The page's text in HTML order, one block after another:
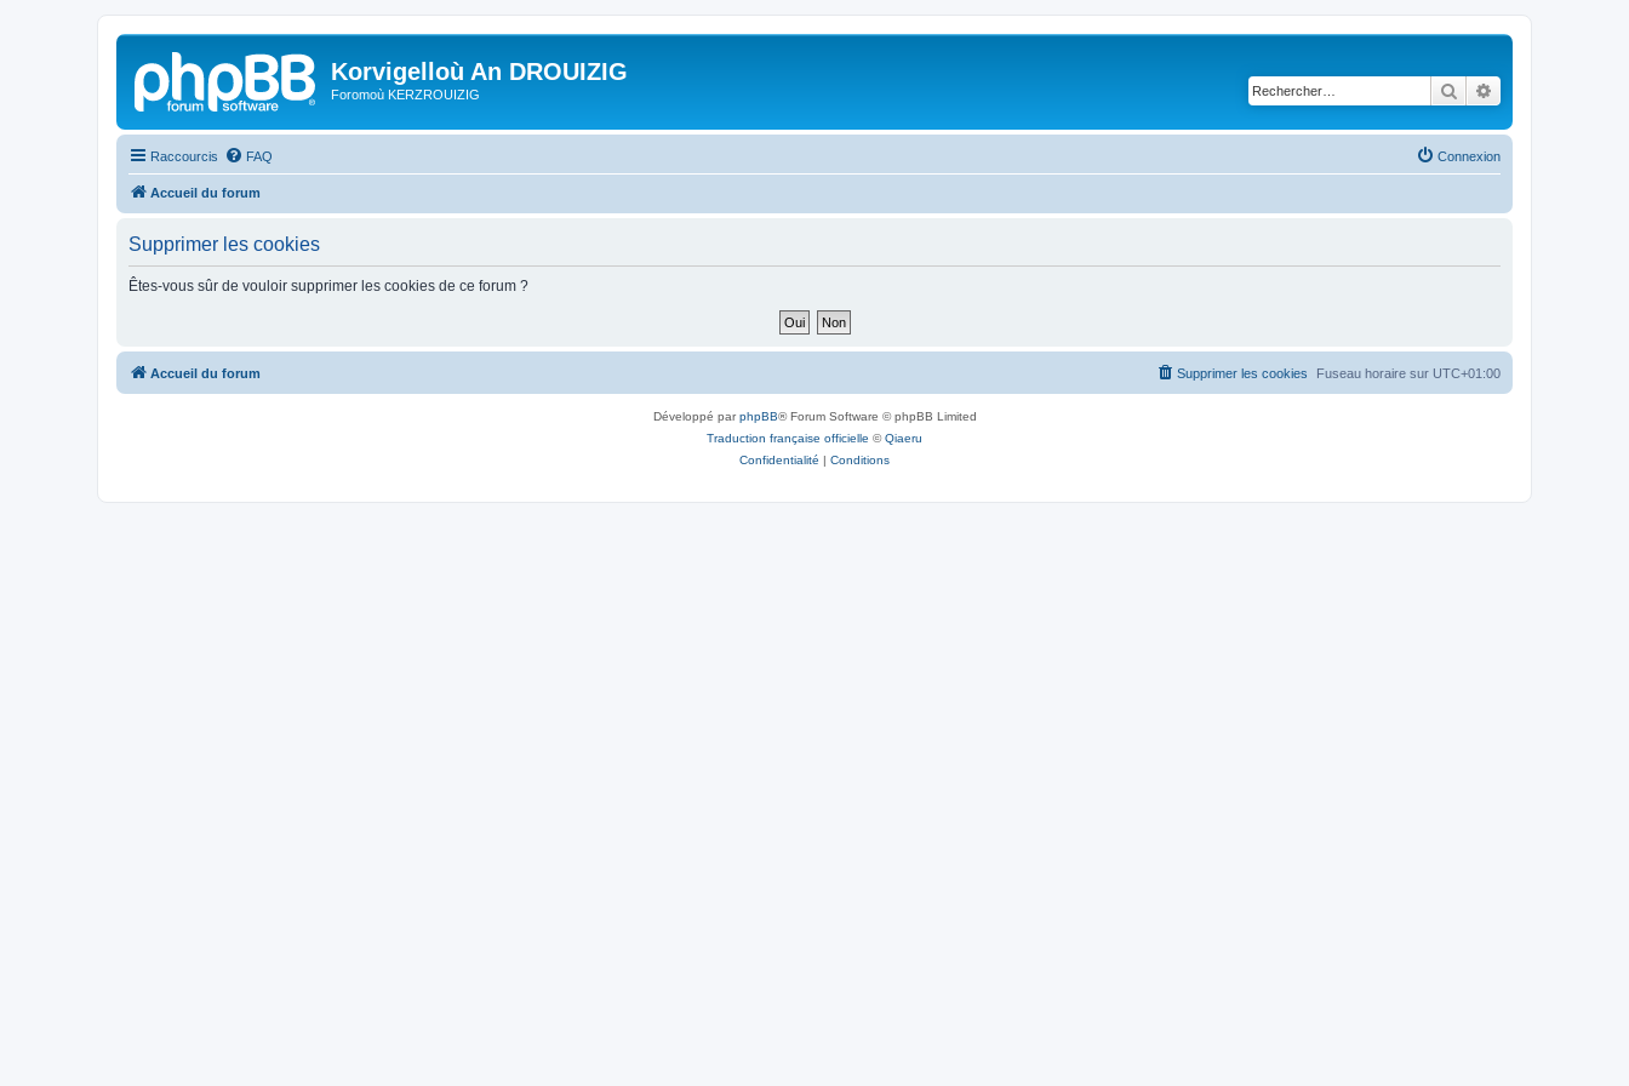
Korvigelloù An DROUIZIG
Foromoù KERZROUIZIG Rechercher
Raccourcis FAQ Connexion
Accueil du forum
Supprimer les cookies
Êtes-vous sûr de vouloir supprimer les cookies de ce forum ?
Accueil du forum Fuseau horaire sur UTC+01:00
Supprimer les cookies
Développé parphpBB® Forum Software © phpBB Limited
Traduction française officielle ©Qiaeru
Confidentialité | Conditions